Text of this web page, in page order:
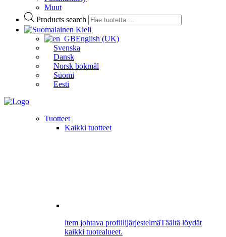
Muut
Products search
Kieli
English (UK)
Svenska
Dansk
Norsk bokmål
Suomi
Eesti
Tuotteet
Kaikki tuotteet
item johtava profiilijärjestelmäTäältä löydät
kaikki tuotealueet.